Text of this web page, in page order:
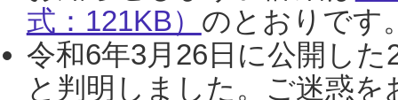
式：121KB） のとおりです
令和6年3月26日に公開し
と判明しました。ご迷惑